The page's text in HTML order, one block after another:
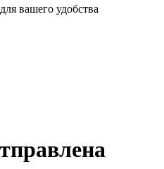
для вашего удобства